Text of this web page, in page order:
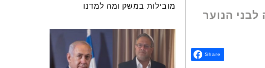
הנוער
Share
מובילות במשק ומה למדנו